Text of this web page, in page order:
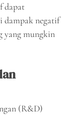
dapat
dampak negatif
yang mungkin
(R&D)